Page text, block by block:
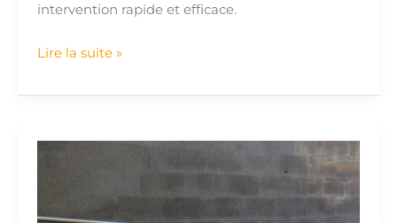
intervention rapide et efficace.
Lire la suite »